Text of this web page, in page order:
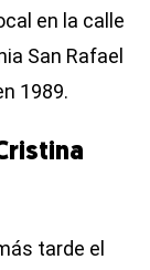
en la calle
San Rafael
1989.
tarde el